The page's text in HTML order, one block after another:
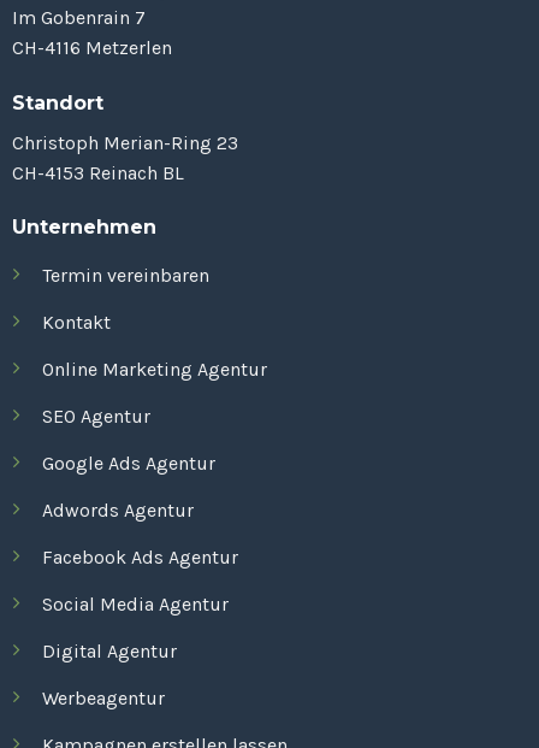
Im Gobenrain 7
CH-4116 Metzerlen
Standort
Christoph Merian-Ring 23
CH-4153 Reinach BL
Unternehmen
Termin vereinbaren
Kontakt
Online Marketing Agentur
SEO Agentur
Google Ads Agentur
Adwords Agentur
Facebook Ads Agentur
Social Media Agentur
Digital Agentur
Werbeagentur